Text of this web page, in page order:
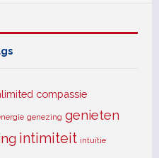
compassie
genezing genieten
intimiteit intuïtie